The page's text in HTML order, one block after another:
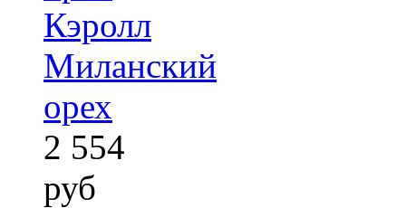
Кэролл
Миланский
орех
2 554
руб